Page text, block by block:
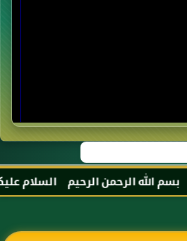
بسم الله الرحمن الرحيم السلام